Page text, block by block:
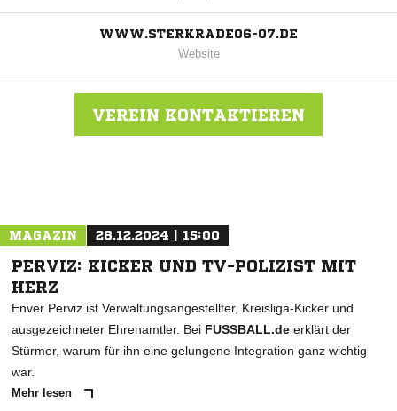
WWW.STERKRADE06-07.DE
Website
VEREIN KONTAKTIEREN
MAGAZIN 28.12.2024 | 15:00
PERVIZ: KICKER UND TV-POLIZIST MIT
HERZ
Enver Perviz ist Verwaltungsangestellter, Kreisliga-Kicker und
ausgezeichneter Ehrenamtler. Bei FUSSBALL.de erklärt der
Stürmer, warum für ihn eine gelungene Integration ganz wichtig
war.
Mehr lesen